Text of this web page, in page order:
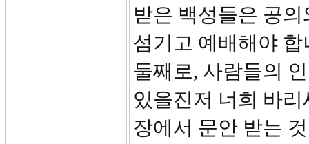
받은 백성들은 공
섬기고 예배해야 합
둘째로, 사람들의
있을진저 너희 바
장에서 문안 받는